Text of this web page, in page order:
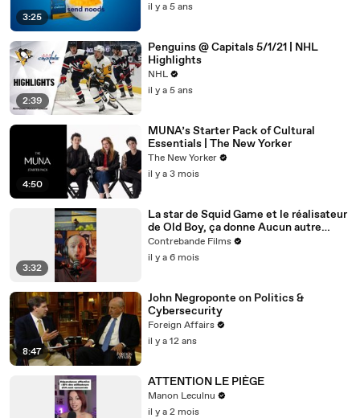
3:25
il y a 5 ans
2:39
Penguins @ Capitals 5/1/21 | NHL
Highlights
NHL
il y a 5 ans
4:50
MUNA’s Starter Pack of Cultural
Essentials | The New Yorker
The New Yorker
il y a 3 mois
3:32
La star de Squid Game et le réalisateur
de Old Boy, ça donne Aucun autre
choix. Est-ce le chef-d’œuvre annoncé
?
Contrebande Films
il y a 6 mois
8:47
John Negroponte on Politics &
Cybersecurity
Foreign Affairs
il y a 12 ans
ATTENTION LE PIÈGE
Manon Leculnu
il y a 2 mois